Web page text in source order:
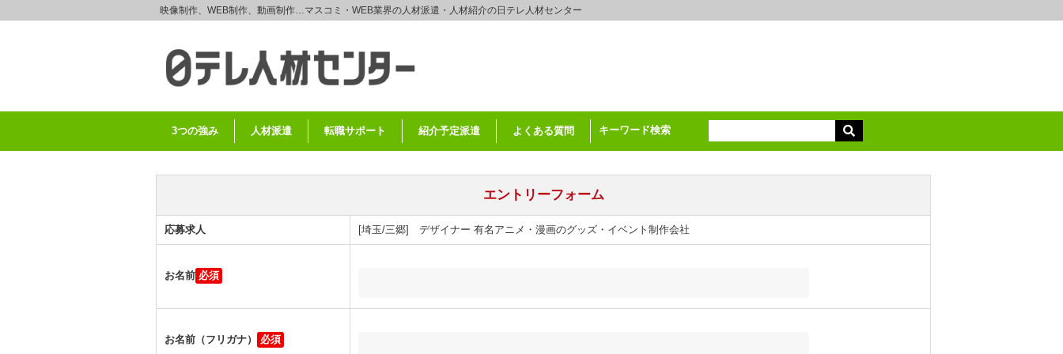
映像制作、WEB制作、動画制作…マスコミ・WEB業界の人材派遣・人材紹介の日テレ人材センター
3つの強み 人材派遣 転職サポート 紹介予定派遣 よくある質問 キーワード検索
エントリーフォーム
応募求人 [埼玉/三郷] デザイナー 有名アニメ・漫画のグッズ・イベント制作会社
お名前
お名前（フリガナ）